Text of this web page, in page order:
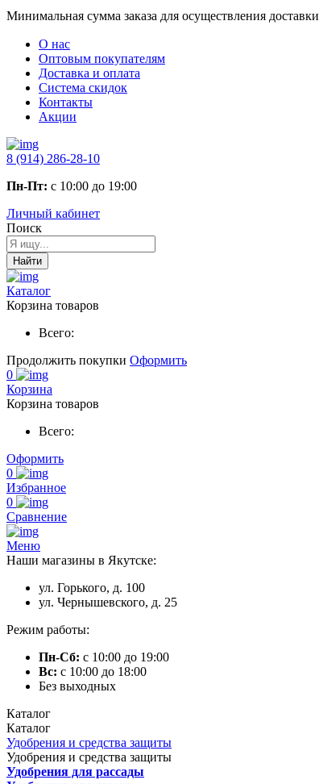
Минимальная сумма заказа для осуществления доставки
О нас
Оптовым покупателям
Доставка и оплата
Система скидок
Контакты
Акции
8 (914) 286-28-10
Пн-Пт: с 10:00 до 19:00
Личный кабинет
Поиск
Найти
Каталог
Корзина товаров
Всего:
Продолжить покупки Оформить
0
Корзина
Корзина товаров
Всего:
Оформить
0
Избранное
0
Сравнение
Меню
Наши магазины в Якутске:
ул. Горького, д. 100
ул. Чернышевского, д. 25
Режим работы:
Пн-Сб: с 10:00 до 19:00
Вс: с 10:00 до 18:00
Без выходных
Каталог
Каталог
Удобрения и средства защиты
Удобрения и средства защиты
Удобрения для рассады